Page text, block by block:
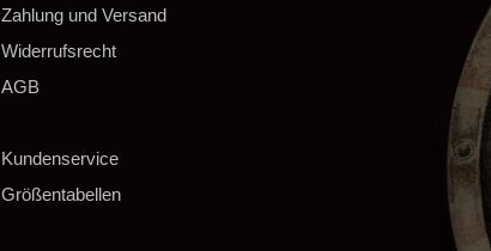
Zahlung und Versand
Widerrufsrecht
AGB
Kundenservice
Größentabellen